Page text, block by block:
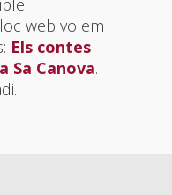
web volem
Els contes
Sa Canova.